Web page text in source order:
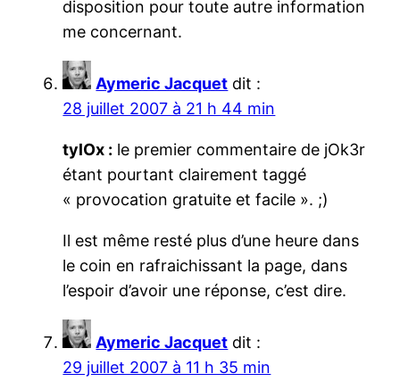
disposition pour toute autre information
me concernant.
Aymeric Jacquet dit :
28 juillet 2007 à 21 h 44 min
tylOx : le premier commentaire de jOk3r
étant pourtant clairement taggé
« provocation gratuite et facile ». ;)
Il est même resté plus d’une heure dans
le coin en rafraichissant la page, dans
l’espoir d’avoir une réponse, c’est dire.
Aymeric Jacquet dit :
29 juillet 2007 à 11 h 35 min